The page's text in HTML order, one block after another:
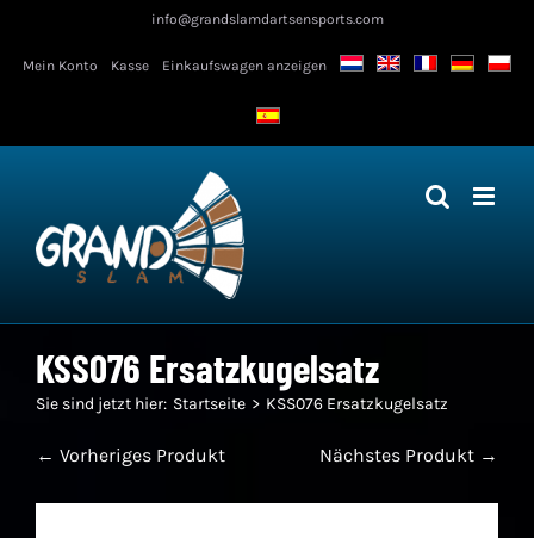
springen
info@grandslamdartsensports.com
Mein Konto Kasse Einkaufswagen anzeigen
KSS076 Ersatzkugelsatz
Sie sind jetzt hier: Startseite KSS076 Ersatzkugelsatz
← Vorheriges Produkt Nächstes Produkt →